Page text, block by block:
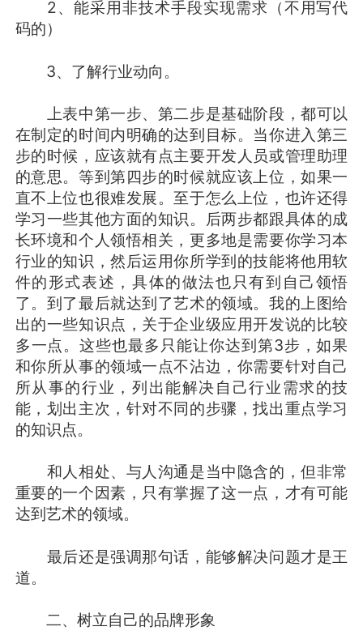
2、能采用非技术手段实现需求（不用写代
码的）
3、了解行业动向。
上表中第一步、第二步是基础阶段，都可以
在制定的时间内明确的达到目标。当你进入第三
步的时候，应该就有点主要开发人员或管理助理
的意思。等到第四步的时候就应该上位，如果一
直不上位也很难发展。至于怎么上位，也许还得
学习一些其他方面的知识。后两步都跟具体的成
长环境和个人领悟相关，更多地是需要你学习本
行业的知识，然后运用你所学到的技能将他用软
件的形式表述，具体的做法也只有到自己领悟
了。到了最后就达到了艺术的领域。我的上图给
出的一些知识点，关于企业级应用开发说的比较
多一点。这些也最多只能让你达到第3步，如果
和你所从事的领域一点不沾边，你需要针对自己
所从事的行业，列出能解决自己行业需求的技
能，划出主次，针对不同的步骤，找出重点学习
的知识点。
和人相处、与人沟通是当中隐含的，但非常
重要的一个因素，只有掌握了这一点，才有可能
达到艺术的领域。
最后还是强调那句话，能够解决问题才是王
道。
二、树立自己的品牌形象